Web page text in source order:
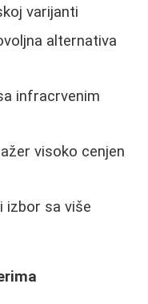
varijanti
alternativa
infracrvenim
visoko cenjen
izbor sa više